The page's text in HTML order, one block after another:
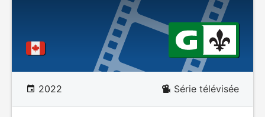
2022 Série télévisée